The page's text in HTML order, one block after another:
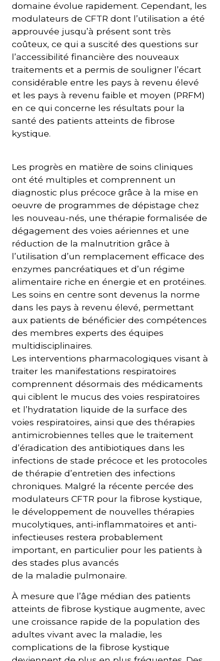
domaine évolue rapidement. Cependant, les
modulateurs de CFTR dont l’utilisation a été
approuvée jusqu’à présent sont très
coûteux, ce qui a suscité des questions sur
l’accessibilité financière des nouveaux
traitements et a permis de souligner l’écart
considérable entre les pays à revenu élevé
et les pays à revenu faible et moyen (PRFM)
en ce qui concerne les résultats pour la
santé des patients atteints de fibrose
kystique.
Les progrès en matière de soins cliniques
ont été multiples et comprennent un
diagnostic plus précoce grâce à la mise en
oeuvre de programmes de dépistage chez
les nouveau-nés, une thérapie formalisée de
dégagement des voies aériennes et une
réduction de la malnutrition grâce à
l’utilisation d’un remplacement efficace des
enzymes pancréatiques et d’un régime
alimentaire riche en énergie et en protéines.
Les soins en centre sont devenus la norme
dans les pays à revenu élevé, permettant
aux patients de bénéficier des compétences
des membres experts des équipes
multidisciplinaires.
Les interventions pharmacologiques visant à
traiter les manifestations respiratoires
comprennent désormais des médicaments
qui ciblent le mucus des voies respiratoires
et l’hydratation liquide de la surface des
voies respiratoires, ainsi que des thérapies
antimicrobiennes telles que le traitement
d’éradication des antibiotiques dans les
infections de stade précoce et les protocoles
de thérapie d’entretien des infections
chroniques. Malgré la récente percée des
modulateurs CFTR pour la fibrose kystique,
le développement de nouvelles thérapies
mucolytiques, anti-inflammatoires et anti-
infectieuses restera probablement
important, en particulier pour les patients à
des stades plus avancés
de la maladie pulmonaire.
À mesure que l’âge médian des patients
atteints de fibrose kystique augmente, avec
une croissance rapide de la population des
adultes vivant avec la maladie, les
complications de la fibrose kystique